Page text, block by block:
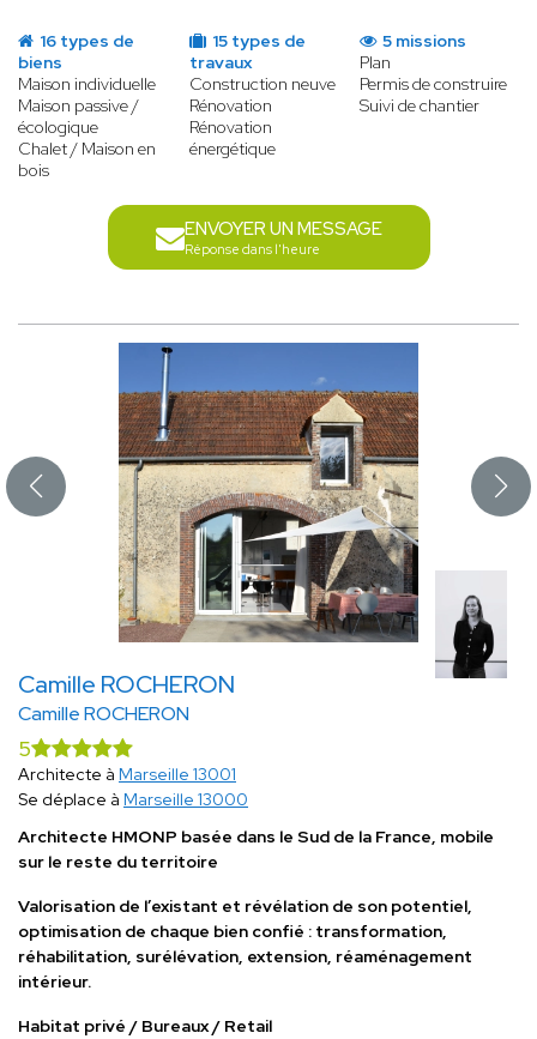
16 types de
biens
Maison individuelle
Maison passive /
écologique
Chalet / Maison en
bois
15 types de
travaux
Construction neuve
Rénovation
Rénovation
énergétique
5 missions
Plan
Permis de construire
Suivi de chantier
ENVOYER UN MESSAGE
Réponse dans l'heure
Camille ROCHERON
Camille ROCHERON
5
Architecte à Marseille 13001
Se déplace à Marseille 13000
Architecte HMONP basée dans le Sud de la France, mobile
sur le reste du territoire
Valorisation de l’existant et révélation de son potentiel,
optimisation de chaque bien confié : transformation,
réhabilitation, surélévation, extension, réaménagement
intérieur.
Habitat privé / Bureaux / Retail